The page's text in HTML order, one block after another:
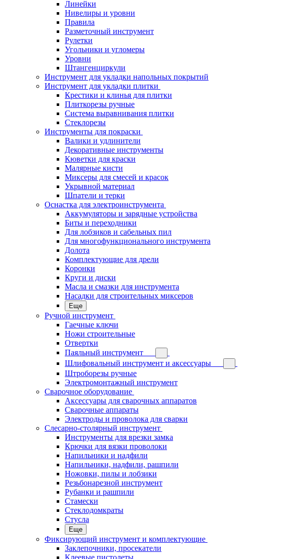
Линейки
Нивелиры и уровни
Правила
Разметочный инструмент
Рулетки
Угольники и угломеры
Уровни
Штангенциркули
Инструмент для укладки напольных покрытий
Инструмент для укладки плитки
Крестики и клинья для плитки
Плиткорезы ручные
Система выравнивания плитки
Стеклорезы
Инструменты для покраски
Валики и удлинители
Декоративные инструменты
Кюветки для краски
Малярные кисти
Миксеры для смесей и красок
Укрывной материал
Шпатели и терки
Оснастка для электроинструмента
Аккумуляторы и зарядные устройства
Биты и переходники
Для лобзиков и сабельных пил
Для многофункционального инструмента
Долота
Комплектующие для дрели
Коронки
Круги и диски
Масла и смазки для инструмента
Насадки для строительных миксеров
Еще
Ручной инструмент
Гаечные ключи
Ножи строительные
Отвертки
Паяльный инструмент
Шлифовальный инструмент и аксессуары
Штроборезы ручные
Электромонтажный инструмент
Сварочное оборудование
Аксессуары для сварочных аппаратов
Сварочные аппараты
Электроды и проволока для сварки
Слесарно-столярный инструмент
Инструменты для врезки замка
Крючки для вязки проволоки
Напильники и надфили
Напильники, надфили, рашпили
Ножовки, пилы и лобзики
Резьбонарезной инструмент
Рубанки и рашпили
Стамески
Стеклодомкраты
Стусла
Еще
Фиксирующий инструмент и комплектующие
Заклепочники, просекатели
Клеевые пистолеты